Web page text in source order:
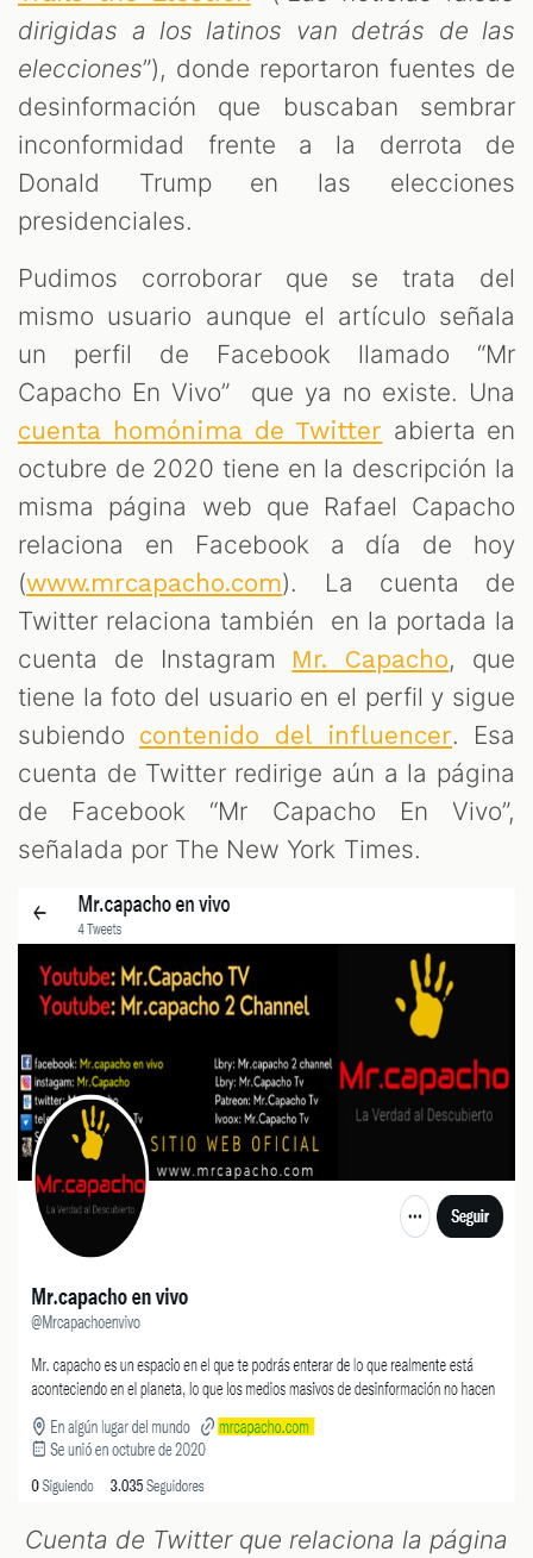
dirigidas a los latinos van detrás de las
elecciones”), donde reportaron fuentes de
desinformación que buscaban sembrar
inconformidad frente a la derrota de
Donald Trump en las elecciones
presidenciales.
Pudimos corroborar que se trata del
mismo usuario aunque el artículo señala
un perfil de Facebook llamado “Mr
Capacho En Vivo” que ya no existe. Una
cuenta homónima de Twitter abierta en
octubre de 2020 tiene en la descripción la
misma página web que Rafael Capacho
relaciona en Facebook a día de hoy
(www.mrcapacho.com). La cuenta de
Twitter relaciona también en la portada la
cuenta de Instagram Mr. Capacho, que
tiene la foto del usuario en el perfil y sigue
subiendo contenido del influencer. Esa
cuenta de Twitter redirige aún a la página
de Facebook “Mr Capacho En Vivo”,
señalada por The New York Times.
Cuenta de Twitter que relaciona la página